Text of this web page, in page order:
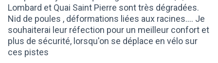
Lombard et Quai Saint Pierre sont très dégradées.
Nid de poules , déformations liées aux racines.... Je
souhaiterai leur réfection pour un meilleur confort et
plus de sécurité, lorsqu'on se déplace en vélo sur
ces pistes